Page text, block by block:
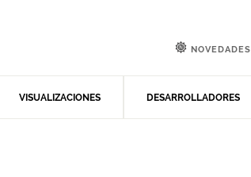
VISUALIZACIONES DESARROLLADORES
NOVEDADES